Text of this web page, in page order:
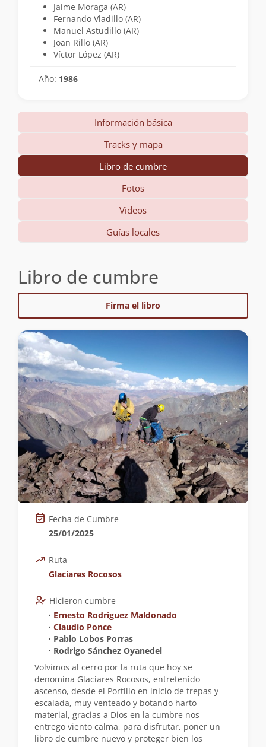
Jaime Moraga (AR)
Fernando Vladillo (AR)
Manuel Astudillo (AR)
Joan Rillo (AR)
Víctor López (AR)
Año: 1986
Información básica
Tracks y mapa
Libro de cumbre
Fotos
Videos
Guías locales
Libro de cumbre
Firma el libro
Fecha de Cumbre
25/01/2025
Ruta
Glaciares Rocosos
Hicieron cumbre
∙ Ernesto Rodriguez Maldonado
∙ Claudio Ponce
∙ Pablo Lobos Porras
∙ Rodrigo Sánchez Oyanedel
Volvimos al cerro por la ruta que hoy se
denomina Glaciares Rocosos, entretenido
ascenso, desde el Portillo en inicio de trepas y
escalada, muy venteado y botando harto
material, gracias a Dios en la cumbre nos
entrego viento calma, para disfrutar, poner un
libro de cumbre nuevo y proteger bien los